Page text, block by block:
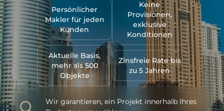
Persönlicher
Makler für jeden
Kunden
Keine
Provisionen,
exklusive
Konditionen
Aktuelle Basis,
mehr als 500
Objekte
Zinsfreie Rate bis
zu 5 Jahren
Wir garantieren, ein Projekt innerhalb Ihres